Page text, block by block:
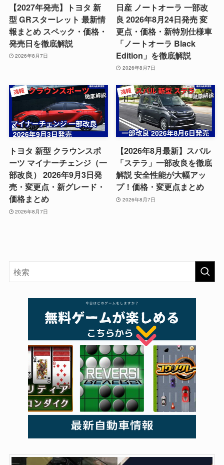
【2027年発売】トヨタ 新
型 GRスターレット 最新情
報まとめ スペック・価格・
発売日を徹底解説
2026年8月7日
日産 ノートオーラ 一部改
良 2026年8月24日発売 変
更点・価格・新特別仕様車
「ノートオーラ Black
Edition」を徹底解説
2026年8月7日
トヨタ 新型 クラウンスポ
ーツ マイナーチェンジ（一
部改良） 2026年9月3日発
売・変更点・新グレード・
価格まとめ
2026年8月7日
【2026年8月最新】スバル
「ステラ」一部改良を徹底
解説 安全性能が大幅アッ
プ！価格・変更点まとめ
2026年8月7日